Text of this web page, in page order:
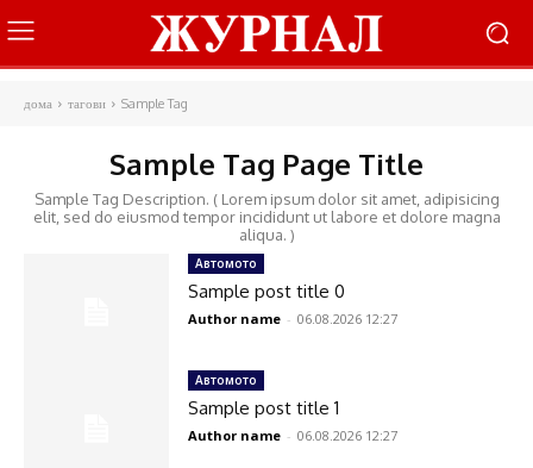
дома тагови Sample Tag
Sample Tag Page Title
Sample Tag Description. ( Lorem ipsum dolor sit amet, adipisicing
elit, sed do eiusmod tempor incididunt ut labore et dolore magna
aliqua. )
Автомото
Sample post title 0
Author name - 06.08.2026 12:27
Автомото
Sample post title 1
Author name - 06.08.2026 12:27